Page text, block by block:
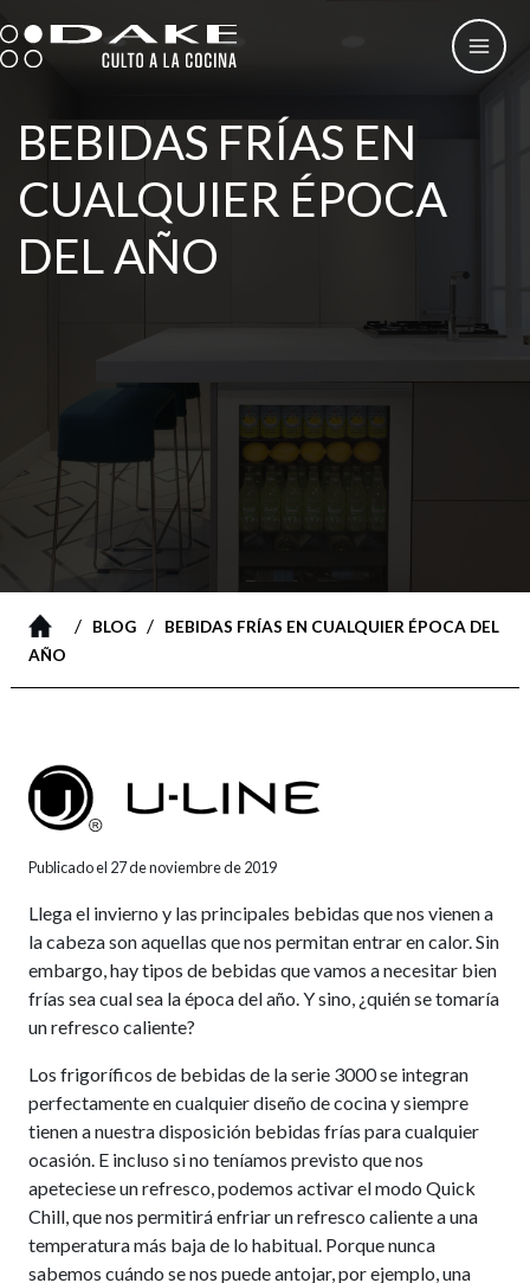
al
contenido
BEBIDAS FRÍAS EN
CUALQUIER ÉPOCA
DEL AÑO
/ BLOG/
BEBIDAS FRÍAS EN CUALQUIER ÉPOCA DEL
AÑO
Publicado el 27 de noviembre de 2019
Llega el invierno y las principales bebidas que nos vienen a
la cabeza son aquellas que nos permitan entrar en calor. Sin
embargo, hay tipos de bebidas que vamos a necesitar bien
frías sea cual sea la época del año. Y sino, ¿quién se tomaría
un refresco caliente?
Los frigoríficos de bebidas de la serie 3000 se integran
perfectamente en cualquier diseño de cocina y siempre
tienen a nuestra disposición bebidas frías para cualquier
ocasión. E incluso si no teníamos previsto que nos
apeteciese un refresco, podemos activar el modo Quick
Chill, que nos permitirá enfriar un refresco caliente a una
temperatura más baja de lo habitual. Porque nunca
sabemos cuándo se nos puede antojar, por ejemplo, una